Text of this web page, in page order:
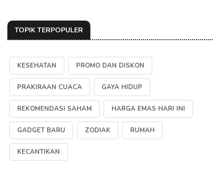
TOPIK TERPOPULER
KESEHATAN PROMO DAN DISKON
PRAKIRAAN CUACA GAYA HIDUP
REKOMENDASI SAHAM HARGA EMAS HARI INI
GADGET BARU ZODIAK RUMAH
KECANTIKAN